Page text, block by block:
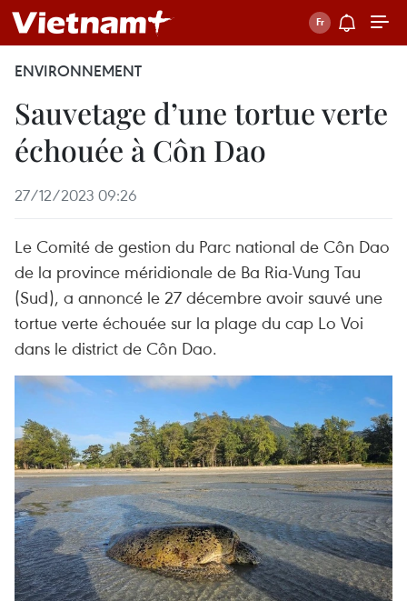
ENVIRONNEMENT
Sauvetage d’une tortue verte
échouée à Côn Dao
27/12/2023 09:26
Le Comité de gestion du Parc national de Côn Dao
de la province méridionale de Ba Ria-Vung Tau
(Sud), a annoncé le 27 décembre avoir sauvé une
tortue verte échouée sur la plage du cap Lo Voi
dans le district de Côn Dao.